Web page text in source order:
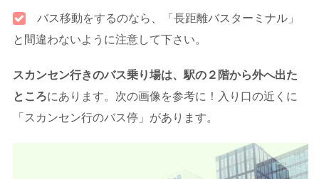
バス移動をするのなら、「長距離バスターミナル」
と間違わないように注意して下さい。
スカンセン行きのバス乗り場は、駅の２階から外へ出た
ところにあります。次の画像を参考に！入り口の近くに
「スカンセン行のバス停」があります。